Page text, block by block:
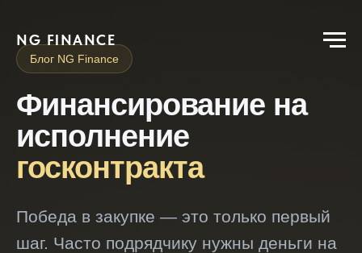
NG FINANCE
Блог NG Finance
Финансирование на
исполнение
госконтракта
Победа в закупке — это только первый
шаг. Часто подрядчику нужны деньги на